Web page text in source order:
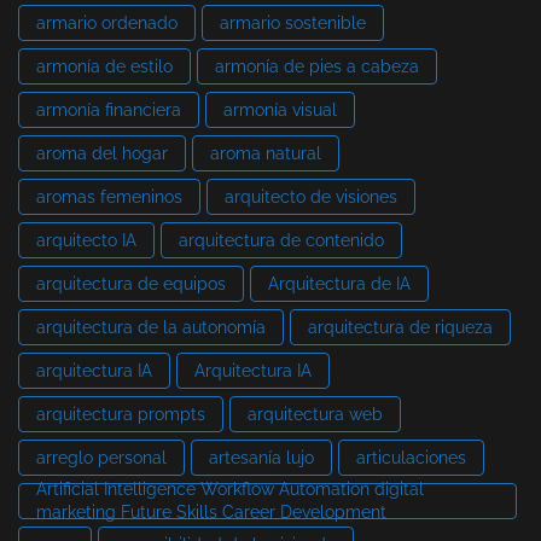
armario ordenado
armario sostenible
armonía de estilo armonía de pies a cabeza
armonía financiera armonía visual
aroma del hogar aroma natural
aromas femeninos arquitecto de visiones
arquitecto IA arquitectura de contenido
arquitectura de equipos Arquitectura de IA
arquitectura de la autonomía arquitectura de riqueza
arquitectura IA Arquitectura IA
arquitectura prompts arquitectura web
arreglo personal artesanía lujo
articulaciones
Artificial Intelligence Workflow Automation digital
marketing Future Skills Career Development